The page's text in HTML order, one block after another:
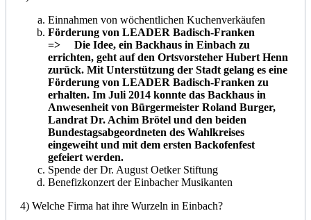
Einnahmen von wöchentlichen Kuchenverkäufen
Förderung von LEADER Badisch-Franken
=> Die Idee, ein Backhaus in Einbach zu
errichten, geht auf den Ortsvorsteher Hubert Henn
zurück. Mit Unterstützung der Stadt gelang es eine
Förderung von LEADER Badisch-Franken zu
erhalten. Im Juli 2014 konnte das Backhaus in
Anwesenheit von Bürgermeister Roland Burger,
Landrat Dr. Achim Brötel und den beiden
Bundestagsabgeordneten des Wahlkreises
eingeweiht und mit dem ersten Backofenfest
gefeiert werden.
Spende der Dr. August Oetker Stiftung
Benefizkonzert der Einbacher Musikanten
4) Welche Firma hat ihre Wurzeln in Einbach?